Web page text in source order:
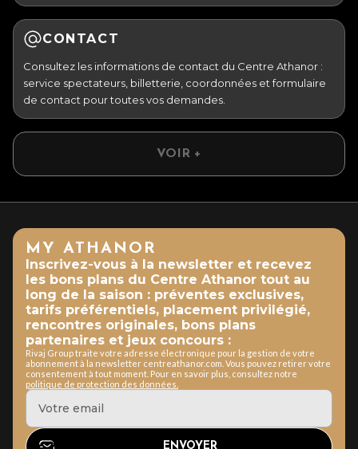
CONTACT
Consultez les informations de contact du Centre Athanor :
service spectateurs, billetterie, coordonnées et formulaire
de contact pour toutes vos demandes.
VOIR +
MY ATHANOR
Inscrivez-vous à la newsletter et recevez
les bons plans du Centre Athanor tout au
long de la saison : préventes exclusives,
tarifs préférentiels, placement privilégié,
rencontres originales, bons plans
partenaires et jeux concours :
Rivaj Group traite votre adresse électronique pour la gestion de votre
abonnement à la newsletter centreathanor.com. Vous pouvez retirer votre
consentement à tout moment. Pour en savoir plus, consultez notre
politique de protection des données.